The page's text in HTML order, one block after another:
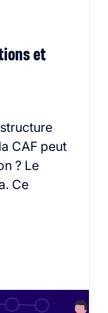
et
CAF peut
? Le
Ce